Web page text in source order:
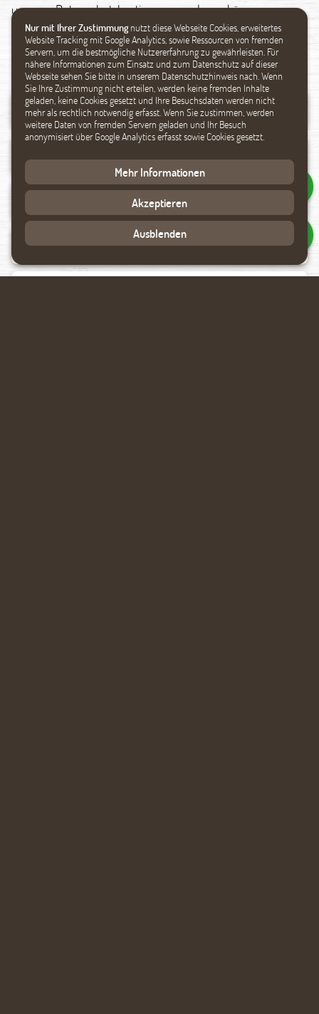
Nur mit Ihrer Zustimmung nutzt diese Webseite Cookies, erweitertes
Website Tracking mit Google Analytics, sowie Ressourcen von fremden
Servern, um die bestmögliche Nutzererfahrung zu gewährleisten. Für
nähere Informationen zum Einsatz und zum Datenschutz auf dieser
Webseite sehen Sie bitte in unserem Datenschutzhinweis nach. Wenn
Sie Ihre Zustimmung nicht erteilen, werden keine fremden Inhalte
geladen, keine Cookies gesetzt und Ihre Besuchsdaten werden nicht
mehr als rechtlich notwendig erfasst. Wenn Sie zustimmen, werden
weitere Daten von fremden Servern geladen und Ihr Besuch
anonymisiert über Google Analytics erfasst sowie Cookies gesetzt.
Mehr Informationen
Akzeptieren
Ausblenden
unseren Datenschutzbestimmungen lesen können.
Datenschutz